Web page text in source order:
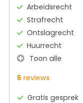
Arbeidsrecht
Strafrecht
Ontslagrecht
Huurrecht
Toon alle
6 reviews
Gratis gesprek